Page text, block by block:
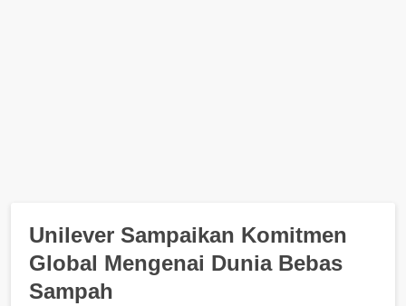
Unilever Sampaikan Komitmen
Global Mengenai Dunia Bebas
Sampah